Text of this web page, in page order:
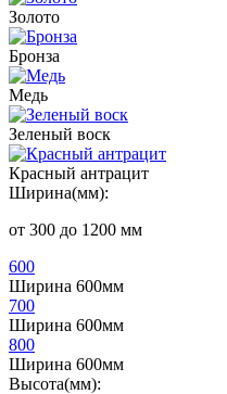
Золото
Бронза
Медь
Зеленый воск
Красный антрацит
Ширина(мм):
от 300 до 1200 мм
600
Ширина 600мм
700
Ширина 600мм
800
Ширина 600мм
Высота(мм):